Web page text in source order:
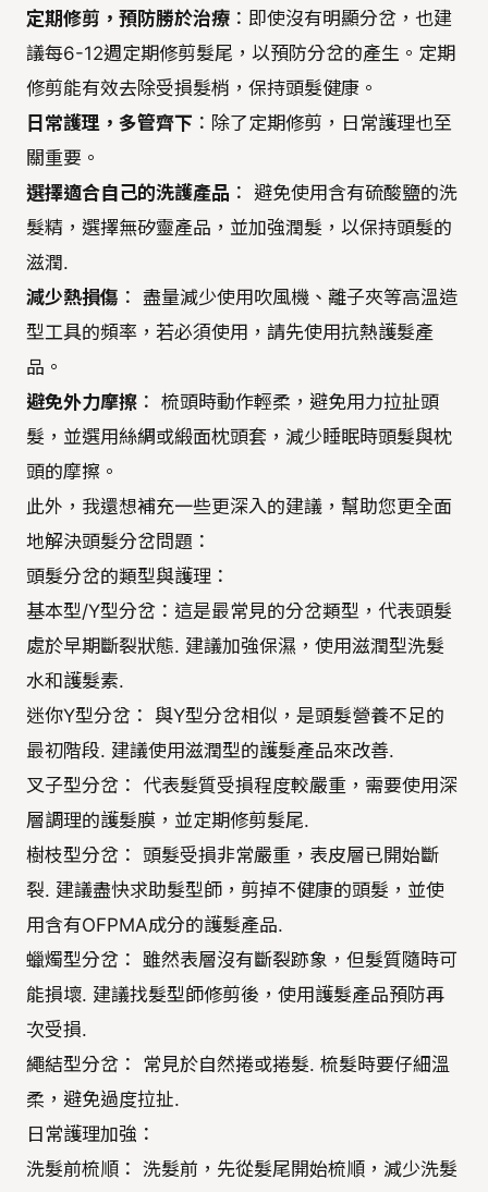
定期修剪，預防勝於治療 ：即使沒有明顯分岔，也建
議每6-12週定期修剪髮尾，以預防分岔的產生。定期
修剪能有效去除受損髮梢，保持頭髮健康。
日常護理，多管齊下 ：除了定期修剪，日常護理也至
關重要。
選擇適合自己的洗護產品 ： 避免使用含有硫酸鹽的洗
髮精，選擇無矽靈產品，並加強潤髮，以保持頭髮的
滋潤.
減少熱損傷 ： 盡量減少使用吹風機、離子夾等高溫造
型工具的頻率，若必須使用，請先使用抗熱護髮產
品。
避免外力摩擦 ： 梳頭時動作輕柔，避免用力拉扯頭
髮，並選用絲綢或緞面枕頭套，減少睡眠時頭髮與枕
頭的摩擦。
此外，我還想補充一些更深入的建議，幫助您更全面
地解決頭髮分岔問題：
頭髮分岔的類型與護理：
基本型/Y型分岔：這是最常見的分岔類型，代表頭髮
處於早期斷裂狀態. 建議加強保濕，使用滋潤型洗髮
水和護髮素.
迷你Y型分岔： 與Y型分岔相似，是頭髮營養不足的
最初階段. 建議使用滋潤型的護髮產品來改善.
叉子型分岔： 代表髮質受損程度較嚴重，需要使用深
層調理的護髮膜，並定期修剪髮尾.
樹枝型分岔： 頭髮受損非常嚴重，表皮層已開始斷
裂. 建議盡快求助髮型師，剪掉不健康的頭髮，並使
用含有OFPMA成分的護髮產品.
蠟燭型分岔： 雖然表層沒有斷裂跡象，但髮質隨時可
能損壞. 建議找髮型師修剪後，使用護髮產品預防再
次受損.
繩結型分岔： 常見於自然捲或捲髮. 梳髮時要仔細溫
柔，避免過度拉扯.
日常護理加強：
洗髮前梳順： 洗髮前，先從髮尾開始梳順，減少洗髮